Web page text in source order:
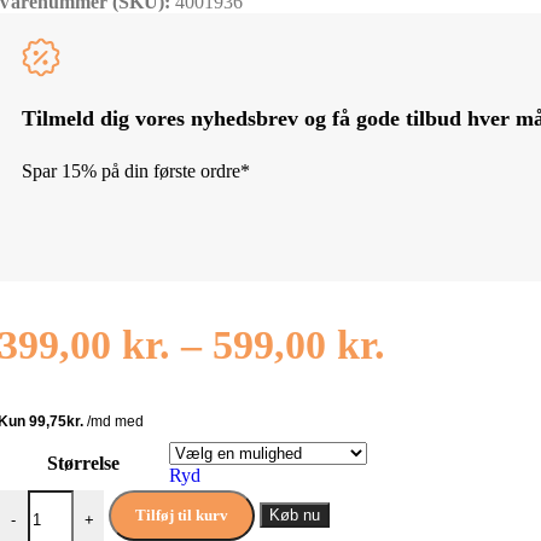
Tilmeld dig vores nyhedsbrev og få gode tilbud hver
Spar 15% på din første ordre*
kr. – 599,00 kr.
Størrelse
Ryd
-
by Voss UNICORN Sengetøj antal
+ Tilføj til kurv Køb nu